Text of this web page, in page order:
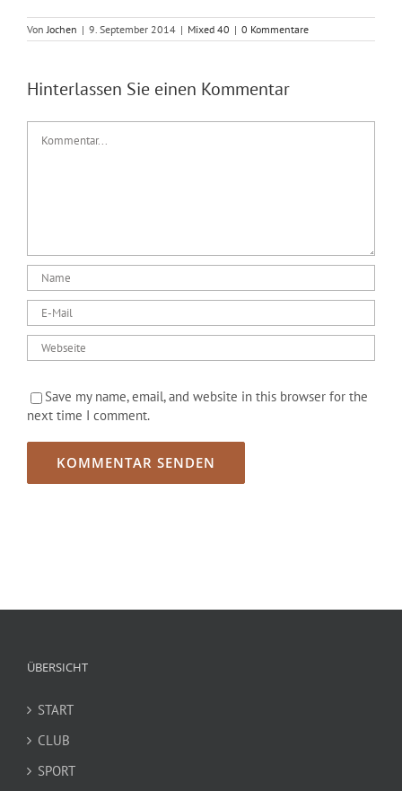
VonJochen | 9. September 2014 | Mixed 40 | 0 Kommentare
Hinterlassen Sie einen Kommentar
Save my name, email, and website in this browser for the
next time I comment.
ÜBERSICHT
START
CLUB
SPORT